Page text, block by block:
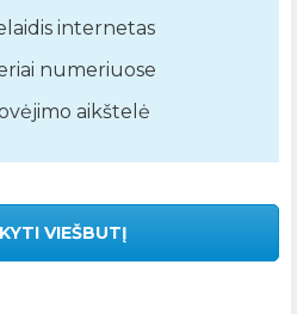
internetas
numeriuose
aikštelė
VIEŠBUTĮ